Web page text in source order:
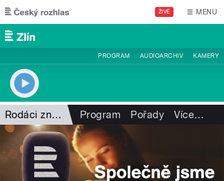
Přejít k hlavnímu obsahu
ŽIVĚ MENU
PROGRAM AUDIOARCHIV KAMERY
Rodáci známí neznámí Program Pořady Více…